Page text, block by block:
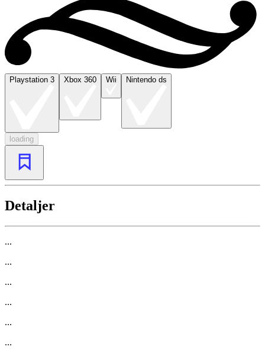
Playstation 3 Xbox 360 Wii Nintendo ds
loading
Detaljer
...
...
...
...
...
...